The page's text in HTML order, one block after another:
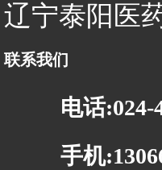
辽宁泰阳医
联系我们
电话:024-
手机